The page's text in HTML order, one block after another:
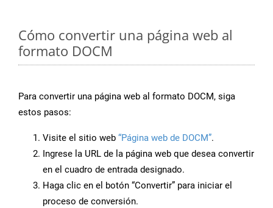
Cómo convertir una página web al
formato DOCM
Para convertir una página web al formato DOCM, siga
estos pasos:
Visite el sitio web “Página web de DOCM”.
Ingrese la URL de la página web que desea convertir
en el cuadro de entrada designado.
Haga clic en el botón “Convertir” para iniciar el
proceso de conversión.